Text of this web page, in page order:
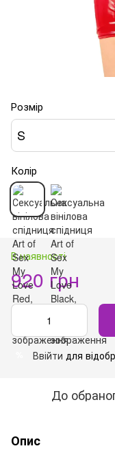
Розмір
S
Колір
В наявності
920 грн
Ввійти для
До
Опис